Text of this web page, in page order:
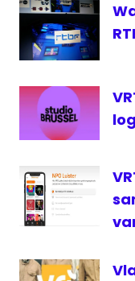
RTBF
VRT